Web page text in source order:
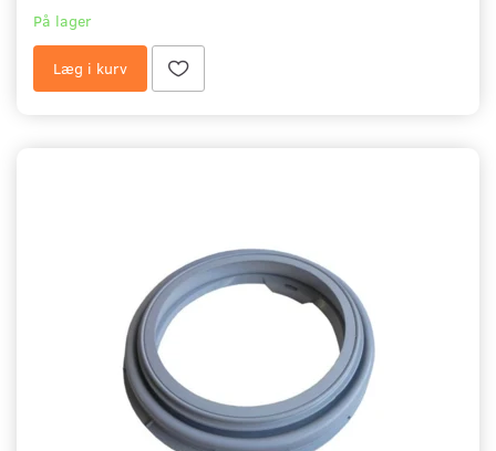
På lager
Læg i kurv